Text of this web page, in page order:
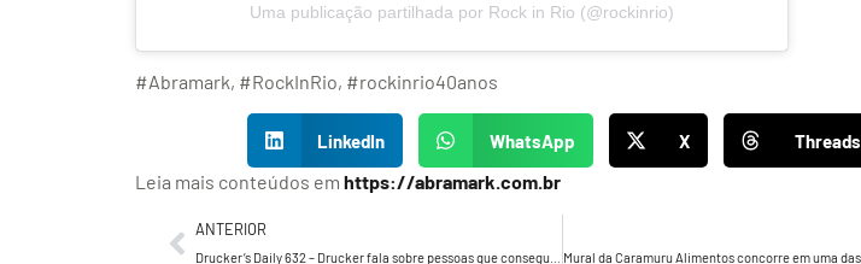
Uma publicação partilhada por Rock in Rio (@rockinrio)
#Abramark, #RockInRio, #rockinrio40anos
LinkedIn WhatsApp X Threads
Leia mais conteúdos em https://abramark.com.br
ANTERIOR